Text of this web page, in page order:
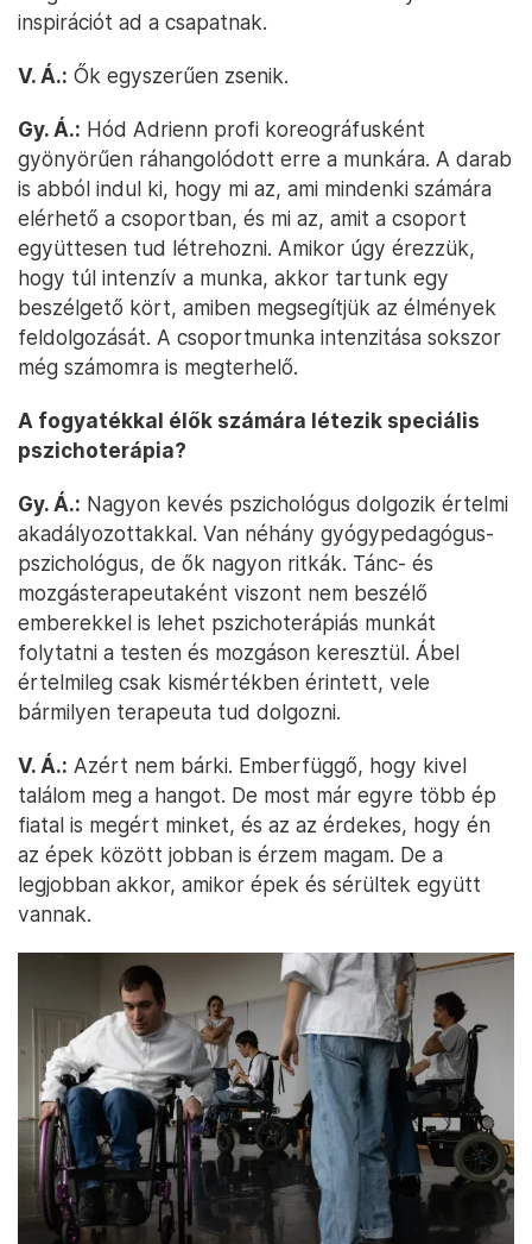
inspirációt ad a csapatnak.
V. Á.: Ők egyszerűen zsenik.
Gy. Á.: Hód Adrienn profi koreográfusként
gyönyörűen ráhangolódott erre a munkára. A darab
is abból indul ki, hogy mi az, ami mindenki számára
elérhető a csoportban, és mi az, amit a csoport
együttesen tud létrehozni. Amikor úgy érezzük,
hogy túl intenzív a munka, akkor tartunk egy
beszélgető kört, amiben megsegítjük az élmények
feldolgozását. A csoportmunka intenzitása sokszor
még számomra is megterhelő.
A fogyatékkal élők számára létezik speciális
pszichoterápia?
Gy. Á.: Nagyon kevés pszichológus dolgozik értelmi
akadályozottakkal. Van néhány gyógypedagógus-
pszichológus, de ők nagyon ritkák. Tánc- és
mozgásterapeutaként viszont nem beszélő
emberekkel is lehet pszichoterápiás munkát
folytatni a testen és mozgáson keresztül. Ábel
értelmileg csak kismértékben érintett, vele
bármilyen terapeuta tud dolgozni.
V. Á.: Azért nem bárki. Emberfüggő, hogy kivel
találom meg a hangot. De most már egyre több ép
fiatal is megért minket, és az az érdekes, hogy én
az épek között jobban is érzem magam. De a
legjobban akkor, amikor épek és sérültek együtt
vannak.